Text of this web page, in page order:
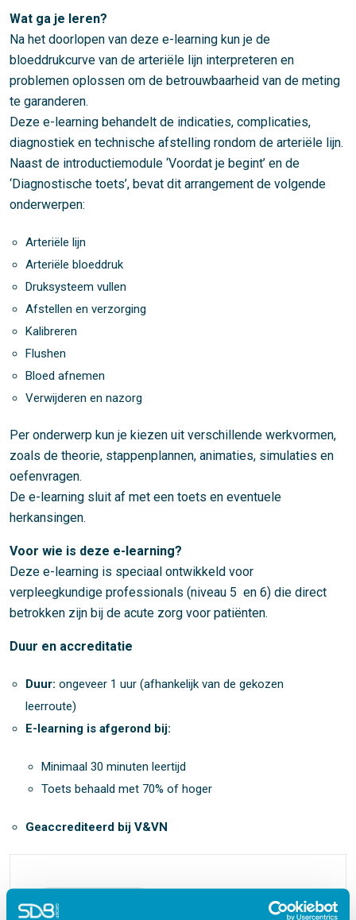
Wat ga je leren?
Na het doorlopen van deze e-learning kun je de
bloeddrukcurve van de arteriële lijn interpreteren en
problemen oplossen om de betrouwbaarheid van de meting
te garanderen.
Deze e-learning behandelt de indicaties, complicaties,
diagnostiek en technische afstelling rondom de arteriële lijn.
Naast de introductiemodule ‘Voordat je begint’ en de
‘Diagnostische toets’, bevat dit arrangement de volgende
onderwerpen:
Arteriële lijn
Arteriële bloeddruk
Druksysteem vullen
Afstellen en verzorging
Kalibreren
Flushen
Bloed afnemen
Verwijderen en nazorg
Per onderwerp kun je kiezen uit verschillende werkvormen,
zoals de theorie, stappenplannen, animaties, simulaties en
oefenvragen.
De e-learning sluit af met een toets en eventuele
herkansingen.
Voor wie is deze e-learning?
Deze e-learning is speciaal ontwikkeld voor
verpleegkundige professionals (niveau 5 en 6) die direct
betrokken zijn bij de acute zorg voor patiënten.
Duur en accreditatie
Duur: ongeveer 1 uur (afhankelijk van de gekozen
leerroute)
E-learning is afgerond bij:
Minimaal 30 minuten leertijd
Toets behaald met 70% of hoger
Geaccrediteerd bij V&VN